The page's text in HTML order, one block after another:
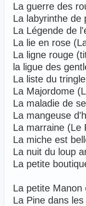
La guerre des
La labyrinthe
La Légende de
La lie en rose
La ligne rouge
la ligue des
La liste du
La Majordome
La maladie de
La mangeuse
La marraine
La miche est
La nuit du loup
La petite
La petite
La Pine dans